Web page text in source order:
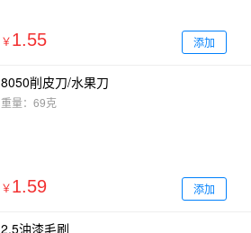
￥ 1.55 添加
8050削皮刀/水果刀
重量：69克
￥ 1.59 添加
2.5油漆毛刷